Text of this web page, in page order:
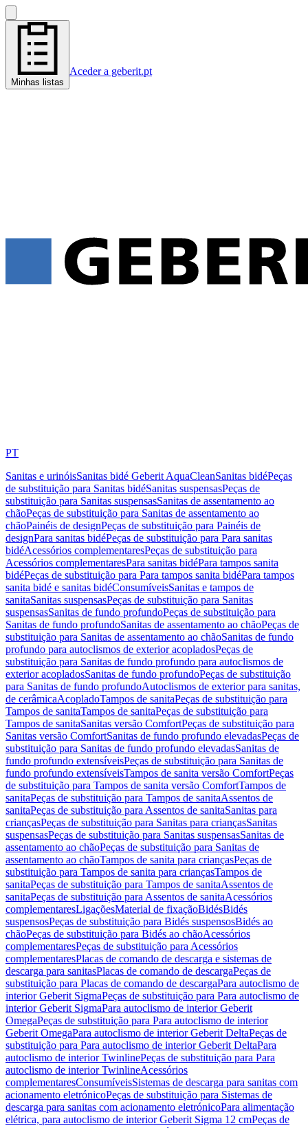
Minhas listas
Aceder a geberit.pt
PT
Sanitas e urinóisSanitas bidé Geberit AquaCleanSanitas bidéPeças
de substituição para Sanitas bidéSanitas suspensasPeças de
substituição para Sanitas suspensasSanitas de assentamento ao
chãoPeças de substituição para Sanitas de assentamento ao
chãoPainéis de designPeças de substituição para Painéis de
designPara sanitas bidéPeças de substituição para Para sanitas
bidéAcessórios complementaresPeças de substituição para
Acessórios complementaresPara sanitas bidéPara tampos sanita
bidéPeças de substituição para Para tampos sanita bidéPara tampos
sanita bidé e sanitas bidéConsumíveisSanitas e tampos de
sanitaSanitas suspensasPeças de substituição para Sanitas
suspensasSanitas de fundo profundoPeças de substituição para
Sanitas de fundo profundoSanitas de assentamento ao chãoPeças de
substituição para Sanitas de assentamento ao chãoSanitas de fundo
profundo para autoclismos de exterior acopladosPeças de
substituição para Sanitas de fundo profundo para autoclismos de
exterior acopladosSanitas de fundo profundoPeças de substituição
para Sanitas de fundo profundoAutoclismos de exterior para sanitas,
de cerâmicaAcopladoTampos de sanitaPeças de substituição para
Tampos de sanitaTampos de sanitaPeças de substituição para
Tampos de sanitaSanitas versão ComfortPeças de substituição para
Sanitas versão ComfortSanitas de fundo profundo elevadasPeças de
substituição para Sanitas de fundo profundo elevadasSanitas de
fundo profundo extensíveisPeças de substituição para Sanitas de
fundo profundo extensíveisTampos de sanita versão ComfortPeças
de substituição para Tampos de sanita versão ComfortTampos de
sanitaPeças de substituição para Tampos de sanitaAssentos de
sanitaPeças de substituição para Assentos de sanitaSanitas para
criançasPeças de substituição para Sanitas para criançasSanitas
suspensasPeças de substituição para Sanitas suspensasSanitas de
assentamento ao chãoPeças de substituição para Sanitas de
assentamento ao chãoTampos de sanita para criançasPeças de
substituição para Tampos de sanita para criançasTampos de
sanitaPeças de substituição para Tampos de sanitaAssentos de
sanitaPeças de substituição para Assentos de sanitaAcessórios
complementaresLigaçõesMaterial de fixaçãoBidésBidés
suspensosPeças de substituição para Bidés suspensosBidés ao
chãoPeças de substituição para Bidés ao chãoAcessórios
complementaresPeças de substituição para Acessórios
complementaresPlacas de comando de descarga e sistemas de
descarga para sanitasPlacas de comando de descargaPeças de
substituição para Placas de comando de descargaPara autoclismo de
interior Geberit SigmaPeças de substituição para Para autoclismo de
interior Geberit SigmaPara autoclismo de interior Geberit
OmegaPeças de substituição para Para autoclismo de interior
Geberit OmegaPara autoclismo de interior Geberit DeltaPeças de
substituição para Para autoclismo de interior Geberit DeltaPara
autoclismo de interior TwinlinePeças de substituição para Para
autoclismo de interior TwinlineAcessórios
complementaresConsumíveisSistemas de descarga para sanitas com
acionamento eletrónicoPeças de substituição para Sistemas de
descarga para sanitas com acionamento eletrónicoPara alimentação
elétrica, para autoclismo de interior Geberit Sigma 12 cmPeças de